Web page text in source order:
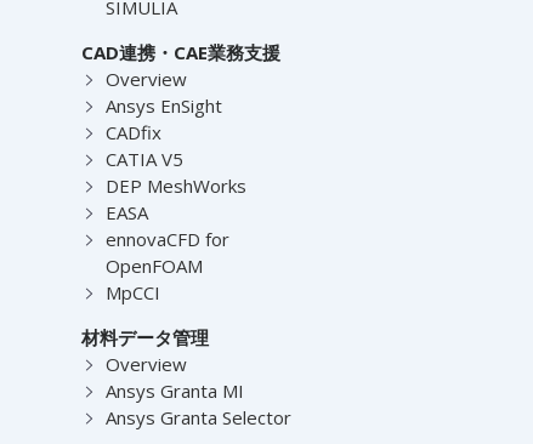
SIMULIA
CAD連携・CAE業務支援
Overview
Ansys EnSight
CADfix
CATIA V5
DEP MeshWorks
EASA
ennovaCFD for
OpenFOAM
MpCCI
材料データ管理
Overview
Ansys Granta MI
Ansys Granta Selector